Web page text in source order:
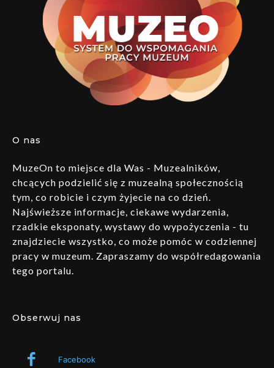
O nas
MuzeOn to miejsce dla Was - Muzealników,
chcących podzielić się z muzealną społecznością
tym, co robicie i czym żyjecie na co dzień.
Najświeższe informacje, ciekawe wydarzenia,
rzadkie eksponaty, wystawy do wypożyczenia - tu
znajdziecie wszystko, co może pomóc w codziennej
pracy w muzeum. Zapraszamy do współredagowania
tego portalu.
Obserwuj nas
Facebook